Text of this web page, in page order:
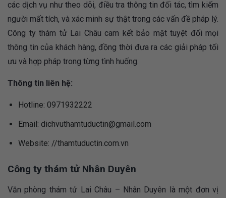
các dịch vụ như theo dõi, điều tra thông tin đối tác, tìm kiếm
người mất tích, và xác minh sự thật trong các vấn đề pháp lý.
Công ty thám tử Lai Châu cam kết bảo mật tuyệt đối mọi
thông tin của khách hàng, đồng thời đưa ra các giải pháp tối
ưu và hợp pháp trong từng tình huống.
Thông tin liên hệ:
Hotline: 0971932222
Email: dichvuthamtuductin@gmail.com
Website: //thamtuductin.com.vn
Công ty thám tử Nhân Duyên
Văn phòng thám tử Lai Châu – Nhân Duyên là một đơn vị